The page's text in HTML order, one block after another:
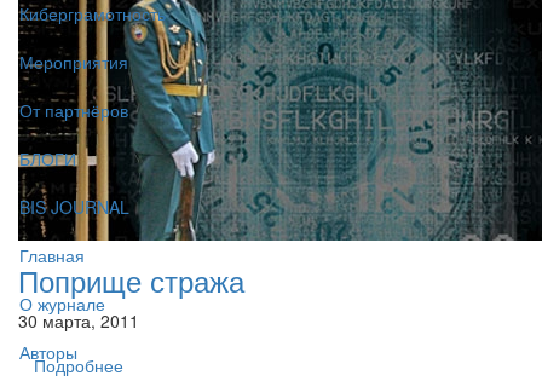
Киберграмотность
Мероприятия
От партнёров
БЛОГИ
BIS JOURNAL
Главная
О журнале
Авторы
Поприще стража
30 марта, 2011
Подробнее